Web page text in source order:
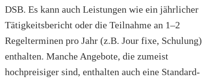
DSB. Es kann auch Leistungen wie ein jährlicher
Tätigkeitsbericht oder die Teilnahme an 1–2
Regelterminen pro Jahr (z.B. Jour fixe, Schulung)
enthalten. Manche Angebote, die zumeist
hochpreisiger sind, enthalten auch eine Standard-